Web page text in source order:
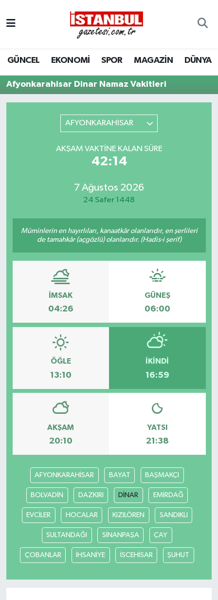
GÜNCEL EKONOMİ SPOR MAGAZİN DÜNYA
Afyonkarahisar Dinar Namaz Vakitleri
AFYONKARAHİSAR
AKŞAM VAKTINE KALAN SÜRE
42:14
7 Ağustos 2026
24 Safer 1448
Müminlerin en hayırlıları, kanaatkâr olanlarıdır, en şerlileri
de tamahkâr (açgözlü) olanlarıdır. (Hadis-i şerif)
İMSAK
04:26
GÜNEŞ
06:00
ÖĞLE
13:10
İKINDI
16:59
AKŞAM
20:10
YATSI
21:38
AFYONKARAHİSAR BAYAT BAŞMAKÇI
BOLVADİN DAZKIRI DİNAR EMİRDAĞ
EVCİLER HOCALAR KIZILÖREN SANDIKLI
SULTANDAĞI SİNANPAŞA ÇAY
ÇOBANLAR İHSANİYE İSCEHİSAR ŞUHUT
EKONOMİ
İSTANBUL
KÜLTÜR SANAT
BİLİM VE TEKNOLOJİ
OTOMOBİL
KURUMSAL
Nöbetçi Eczaneler
Hava Durumu
Trafik Durumu
Son Dakika Haberleri